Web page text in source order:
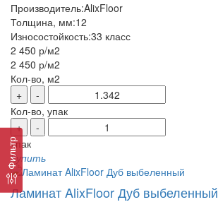
Фильтр
Производитель:AlixFloor
Толщина, мм:12
Износостойкость:33 класс
2 450 р/м2
2 450 р/м2
Кол-во, м2
+
-
Кол-во, упак
+
-
упак
Купить
Ламинат AlixFloor Дуб выбеленный